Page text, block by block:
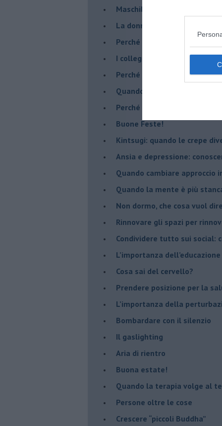
​Maschilismo inconsapevole
​La donna può scegliere di
​Perché abbiamo così bisogno
​I collegamenti tra filosofia e
​Perché tutti si sentono in
​Quando crescere troppo
​Perché non impariamo mai
​Buone Feste!
​Kintsugi: quando le crepe
Ansia e depressione:
Quando cambiare approccio
​Quando la mente è più
Non dormo, che cosa vuol
​Rinnovare gli spazi per
​Condividere tutto sui social:
​L’importanza
​Cosa sai del cervello?
Prendere posizione per la
L’importanza della
​Bombardare con il silenzio
Il gaslighting
Aria di rientro
Buona estate!
​Quando la terapia volge al
​Persone oltre le cose
​Crescere “piccoli Buddha”